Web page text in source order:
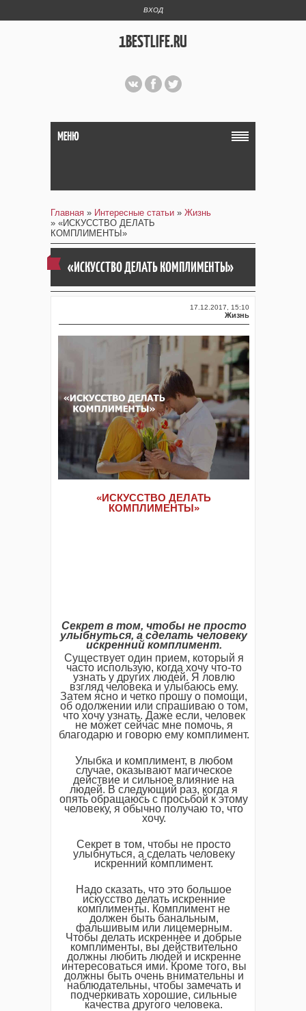
ВХОД
1BESTLIFE.RU
МЕНЮ
Главная » Интересные статьи » Жизнь
» «ИСКУССТВО ДЕЛАТЬ
КОМПЛИМЕНТЫ»
«ИСКУССТВО ДЕЛАТЬ КОМПЛИМЕНТЫ»
17.12.2017, 15:10
Жизнь
«ИСКУССТВО ДЕЛАТЬ
КОМПЛИМЕНТЫ»
Секрет в том, чтобы не просто
улыбнуться, а сделать человеку
искренний комплимент.
Существует один прием, который я
часто использую, когда хочу что-то
узнать у других людей. Я ловлю
взгляд человека и улыбаюсь ему.
Затем ясно и четко прошу о помощи,
об одолжении или спрашиваю о том,
что хочу узнать. Даже если, человек
не может сейчас мне помочь, я
благодарю и говорю ему комплимент.
Улыбка и комплимент, в любом
случае, оказывают магическое
действие и сильное влияние на
людей. В следующий раз, когда я
опять обращаюсь с просьбой к этому
человеку, я обычно получаю то, что
хочу.
Секрет в том, чтобы не просто
улыбнуться, а сделать человеку
искренний комплимент.
Надо сказать, что это большое
искусство делать искренние
комплименты. Комплимент не
должен быть банальным,
фальшивым или лицемерным.
Чтобы делать искреннее и добрые
комплименты, вы действительно
должны любить людей и искренне
интересоваться ими. Кроме того, вы
должны быть очень внимательны и
наблюдательны, чтобы замечать и
подчеркивать хорошие, сильные
качества другого человека.